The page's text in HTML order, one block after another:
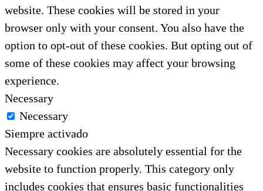
website. These cookies will be stored in your
browser only with your consent. You also have the
option to opt-out of these cookies. But opting out of
some of these cookies may affect your browsing
experience.
Necessary
Necessary
Siempre activado
Necessary cookies are absolutely essential for the
website to function properly. This category only
includes cookies that ensures basic functionalities